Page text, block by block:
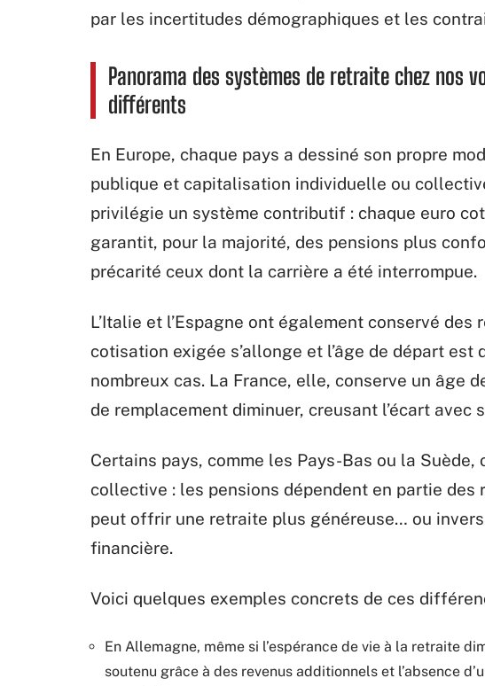
par les incertitudes démographiques et les
Panorama des systèmes de retraite chez nos
différents
En Europe, chaque pays a dessiné son propre
publique et capitalisation individuelle ou
privilégie un système contributif : chaque euro
garantit, pour la majorité, des pensions plus
précarité ceux dont la carrière a été interrompue.
L’Italie et l’Espagne ont également conservé
cotisation exigée s’allonge et l’âge de départ est
nombreux cas. La France, elle, conserve un âge
de remplacement diminuer, creusant l’écart avec
Certains pays, comme les Pays-Bas ou la
collective : les pensions dépendent en partie des
peut offrir une retraite plus généreuse… ou
financière.
Voici quelques exemples concrets de ces
En Allemagne, même si l’espérance de vie à la retraite
soutenu grâce à des revenus additionnels et l’absence